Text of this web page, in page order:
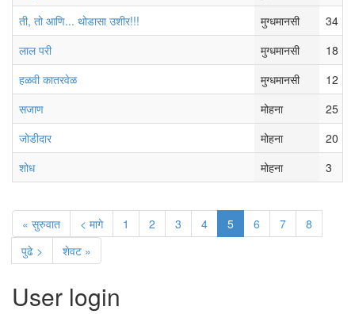
ती, तो आणि... थोडासा उशीर!!!
मुग्धमानसी
34
लाल परी
मुग्धमानसी
18
हळवी कातरवेळ
मुग्धमानसी
12
सजाण
मोहना
25
जोडीदार
मोहना
20
शोध
मोहना 3
« सुरुवात < मागे 1 2 3 4 5 6 7
8
पुढे >
शेवट »
User login